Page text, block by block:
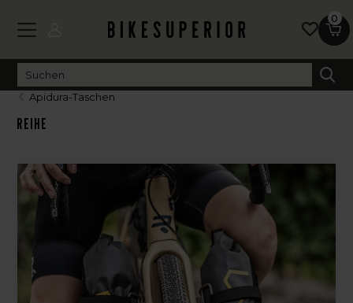
0
Apidura-Taschen
Reihe